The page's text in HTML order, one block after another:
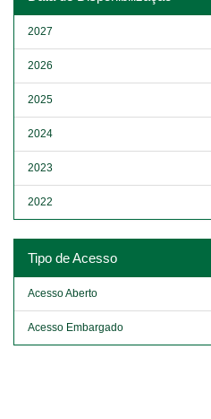
2027
2026
2025
2024
2023
2022
Tipo de Acesso
Acesso Aberto
Acesso Embargado